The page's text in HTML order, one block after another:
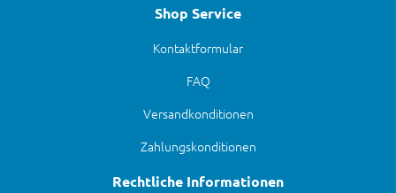
Shop Service
Kontaktformular
FAQ
Versandkonditionen
Zahlungskonditionen
Rechtliche Informationen